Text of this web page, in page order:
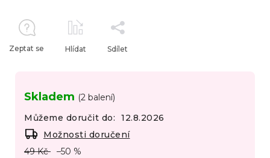
49 Kč –50 %
Skladem (2 balení)
Můžeme doručit do:
12.8.2026
Možnosti doručení
Zeptat se Hlídat Sdílet